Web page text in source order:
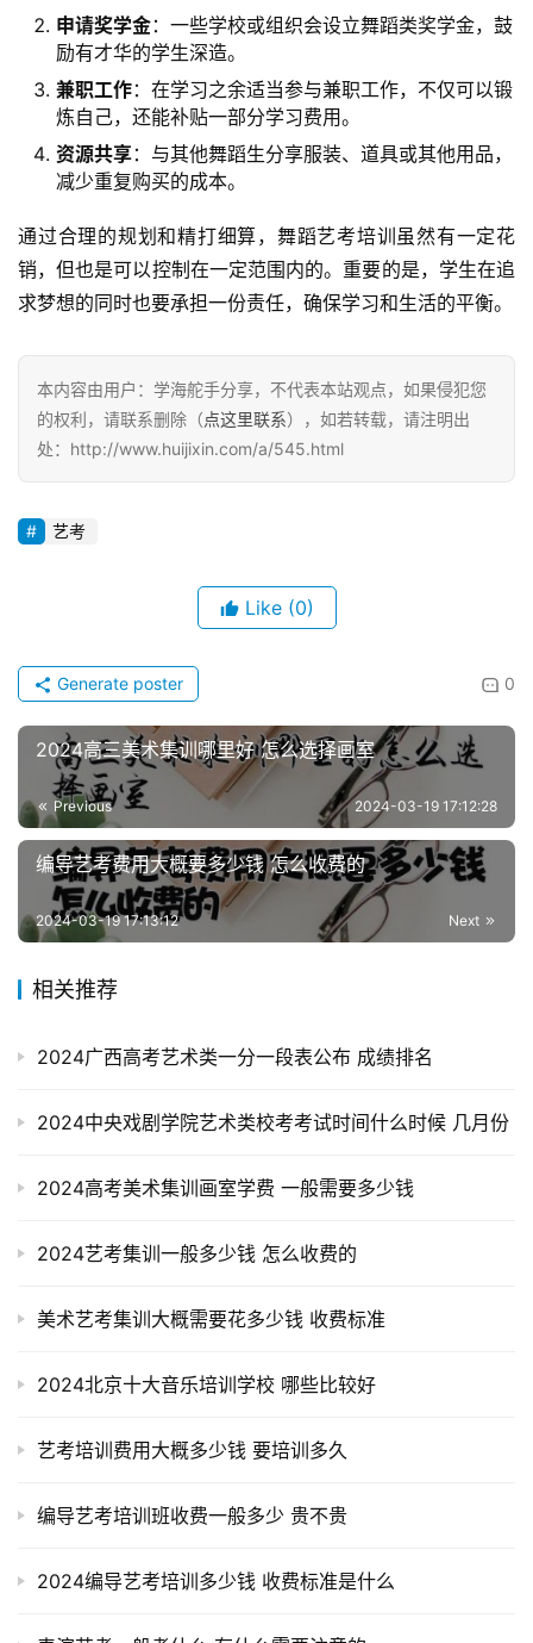
申请奖学金：一些学校或组织会设立舞蹈类奖学金，鼓
励有才华的学生深造。
兼职工作：在学习之余适当参与兼职工作，不仅可以锻
炼自己，还能补贴一部分学习费用。
资源共享：与其他舞蹈生分享服装、道具或其他用品，
减少重复购买的成本。
通过合理的规划和精打细算，舞蹈艺考培训虽然有一定花
销，但也是可以控制在一定范围内的。重要的是，学生在追
求梦想的同时也要承担一份责任，确保学习和生活的平衡。
本内容由用户：学海舵手分享，不代表本站观点，如果侵犯您
的权利，请联系删除（点这里联系），如若转载，请注明出
处：http://www.huijixin.com/a/545.html
艺考
Like (0)
0
Generate poster
2024高三美术集训哪里好 怎么选择画室
Previous 2024-03-19 17:12:28
编导艺考费用大概要多少钱 怎么收费的
Next
2024-03-19 17:13:12
相关推荐
2024广西高考艺术类一分一段表公布 成绩排名
2024中央戏剧学院艺术类校考考试时间什么时候 几月份
2024高考美术集训画室学费 一般需要多少钱
2024艺考集训一般多少钱 怎么收费的
美术艺考集训大概需要花多少钱 收费标准
2024北京十大音乐培训学校 哪些比较好
艺考培训费用大概多少钱 要培训多久
编导艺考培训班收费一般多少 贵不贵
2024编导艺考培训多少钱 收费标准是什么